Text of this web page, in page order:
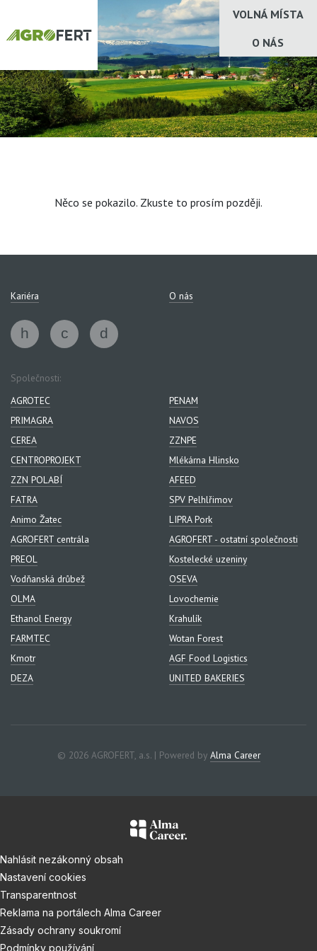
VOLNÁ MÍSTA
O NÁS
Něco se pokazilo. Zkuste to prosím později.
Kariéra O nás
Společnosti:
AGROTEC
PENAM
PRIMAGRA
NAVOS
CEREA
ZZNPE
CENTROPROJEKT
Mlékárna Hlinsko
ZZN POLABÍ
AFEED
FATRA
SPV Pelhlřimov
Animo Žatec
LIPRA Pork
AGROFERT centrála
AGROFERT - ostatní společnosti
PREOL
Kostelecké uzeniny
Vodňanská drůbež
OSEVA
OLMA
Lovochemie
Ethanol Energy
Krahulík
FARMTEC
Wotan Forest
Kmotr
AGF Food Logistics
DEZA
UNITED BAKERIES
© 2026 AGROFERT, a.s. | Powered by Alma Career
Nahlásit nezákonný obsah
Nastavení cookies
Transparentnost
Reklama na portálech Alma Career
Zásady ochrany soukromí
Podmínky používání